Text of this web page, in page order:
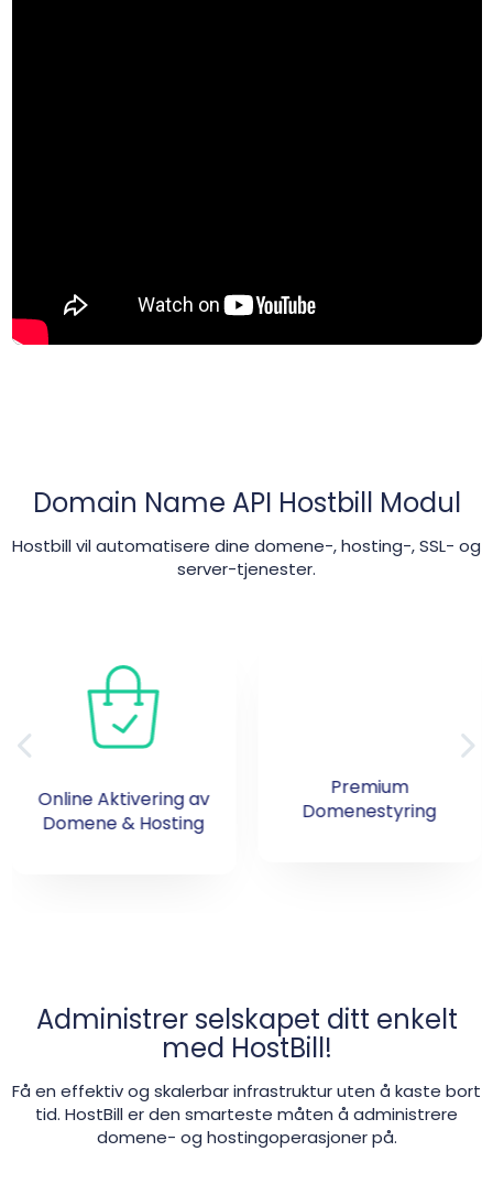
Domain Name API Hostbill Modul
Hostbill vil automatisere dine domene-, hosting-, SSL- og
server-tjenester.
Online Aktivering av
Domene & Hosting
Premium
Domenestyring
Administrer selskapet ditt enkelt
med HostBill!
Få en effektiv og skalerbar infrastruktur uten å kaste bort
tid. HostBill er den smarteste måten å administrere
domene- og hostingoperasjoner på.